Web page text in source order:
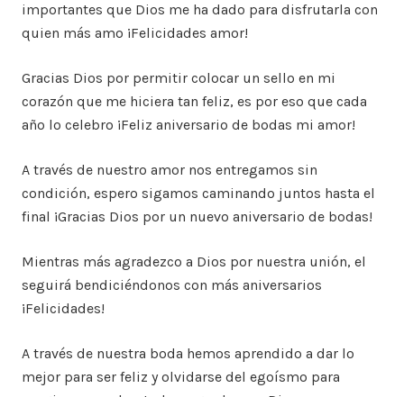
importantes que Dios me ha dado para disfrutarla con
quien más amo ¡Felicidades amor!
Gracias Dios por permitir colocar un sello en mi
corazón que me hiciera tan feliz, es por eso que cada
año lo celebro ¡Feliz aniversario de bodas mi amor!
A través de nuestro amor nos entregamos sin
condición, espero sigamos caminando juntos hasta el
final ¡Gracias Dios por un nuevo aniversario de bodas!
Mientras más agradezco a Dios por nuestra unión, el
seguirá bendiciéndonos con más aniversarios
¡Felicidades!
A través de nuestra boda hemos aprendido a dar lo
mejor para ser feliz y olvidarse del egoísmo para